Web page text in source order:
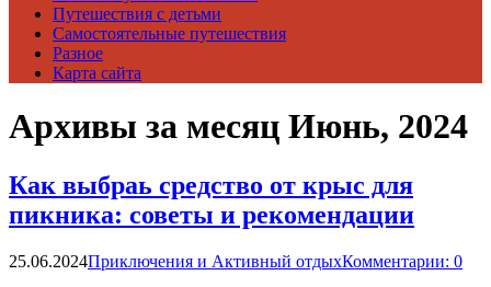
Путешествия с детьми
Самостоятельные путешествия
Разное
Карта сайта
Архивы за месяц Июнь, 2024
Как выбраь средство от крыс для
пикника: советы и рекомендации
25.06.2024Приключения и Активный отдыхКомментарии: 0